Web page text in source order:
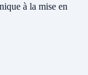
à la mise en